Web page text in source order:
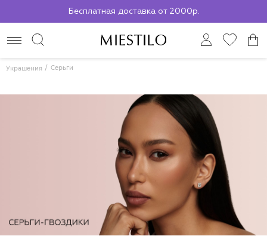
Бесплатная доставка от 2000р.
По всей России до ПВЗ СДЭК
Украшения Серьги